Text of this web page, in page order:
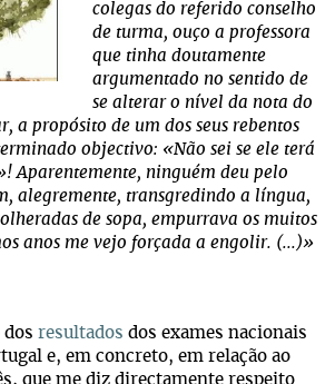
colegas do referido conselho
de turma, ouço a professora
que tinha doutamente
argumentado no sentido de
se alterar o nível da nota do
a propósito de um dos seus rebentos
objectivo: «Não sei se ele terá
Aparentemente, ninguém deu pelo
alegremente, transgredindo a língua,
de sopa, empurrava os muitos
anos me vejo forçada a engolir. (...)»
dos resultados dos exames nacionais
e, em concreto, em relação ao
que me diz directamente respeito